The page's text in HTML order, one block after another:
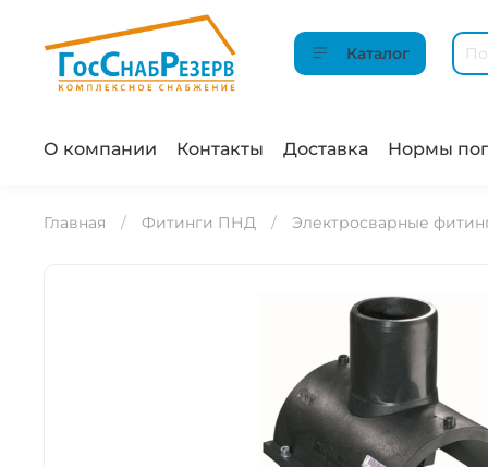
Каталог
О компании Контакты Доставка Нормы
Главная Фитинги ПНД Электросварные